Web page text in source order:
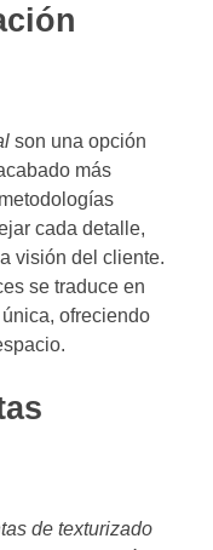
son una opción
más
cada detalle,
visión del cliente.
se traduce en
ofreciendo
de texturizado